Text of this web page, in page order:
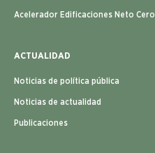
Acelerador Edificaciones Neto Cero
ACTUALIDAD
Noticias de política pública
Noticias de actualidad
Publicaciones